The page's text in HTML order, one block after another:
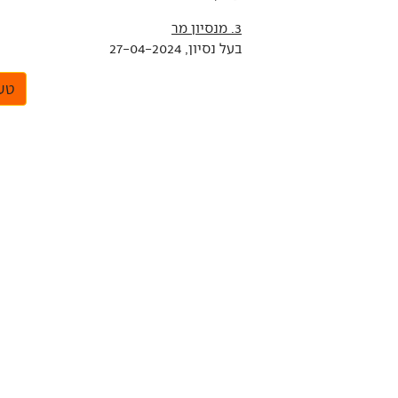
3. מנסיון מר
בעל נסיון, 27-04-2024